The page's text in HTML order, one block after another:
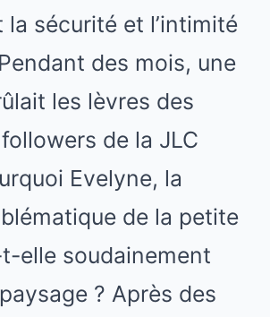
sécurité et l’intimité
des mois, une
les lèvres des
de la JLC
Evelyne, la
de la petite
elle soudainement
? Après des